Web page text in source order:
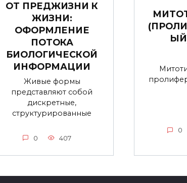
ОТ ПРЕДЖИЗНИ К
ЖИЗНИ:
ОФОРМЛЕНИЕ
ПОТОКА
БИОЛОГИЧЕСКОЙ
ИНФОРМАЦИИ
Живые формы
представляют собой
дискретные,
структурированные
0 407
0